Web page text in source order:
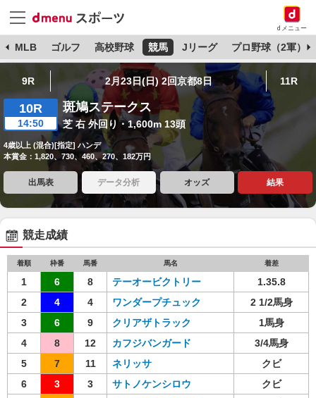
dメニュー
MLB ゴルフ 高校野球 競馬 Jリーグ プロ野球（2軍）
9R 2月23日(日) 2回京都8日 11R
10R
14:50
斑鳩ステークス
芝 右 外回り・1,600m 13頭
4歳以上 (混合)[指定] ハンデ
本賞金：1,820、730、460、270、182万円
出馬表 データ分析 オッズ 結果
競走成績
着順 枠番 馬番 馬名 着差
1 6 8 テーオービクトリー
1.35.8
2
4 4 ワンダープチュック
2 1/2馬身
3
6 9 クリアザトラック
1馬身
4
8 12 カフジバンガード
3/4馬身
5
7 11 ネリッサ
クビ
6
3 3 サトノケンシロウ
クビ